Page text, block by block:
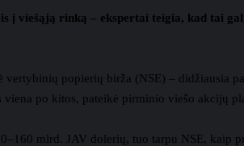
į viešąją rinką – ekspertai teigia, kad tai
popierių birža (NSE) – didžiausia
po kitos, pateikė pirminio viešo akcijų
mlrd. JAV dolerių, tuo tarpu NSE, kaip